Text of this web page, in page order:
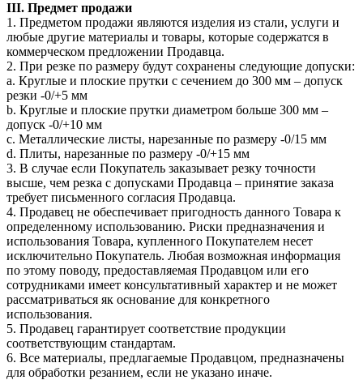
III. Предмет продажи
1. Предметом продажи являются изделия из стали, услуги и
любые другие материалы и товары, которые содержатся в
коммерческом предложении Продавца.
2. При резке по размеру будут сохранены следующие допуски:
a. Круглые и плоские прутки с сечением до 300 мм – допуск
резки -0/+5 мм
b. Круглые и плоские прутки диаметром больше 300 мм –
допуск -0/+10 мм
c. Металлические листы, нарезанные по размеру -0/15 мм
d. Плиты, нарезанные по размеру -0/+15 мм
3. В случае если Покупатель заказывает резку точности
высше, чем резка с допусками Продавца – принятие заказа
требует письменного согласия Продавца.
4. Продавец не обеспечивает пригодность данного Товара к
определенному использованию. Риски предназначения и
использования Товара, купленного Покупателем несет
исключительно Покупатель. Любая возможная информация
по этому поводу, предоставляемая Продавцом или его
сотрудниками имеет консультативный характер и не может
рассматриваться як основание для конкретного
использования.
5. Продавец гарантирует соответствие продукции
соответствующим стандартам.
6. Все материалы, предлагаемые Продавцом, предназначены
для обработки резанием, если не указано иначе.